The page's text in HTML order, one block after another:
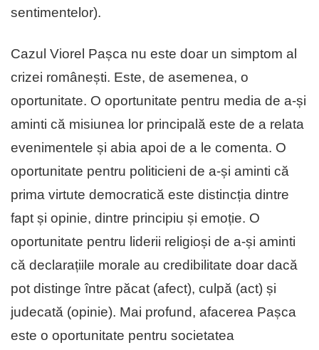
sentimentelor).
Cazul Viorel Pașca nu este doar un simptom al
crizei românești. Este, de asemenea, o
oportunitate. O oportunitate pentru media de a-și
aminti că misiunea lor principală este de a relata
evenimentele și abia apoi de a le comenta. O
oportunitate pentru politicieni de a-și aminti că
prima virtute democratică este distincția dintre
fapt și opinie, dintre principiu și emoție. O
oportunitate pentru liderii religioși de a-și aminti
că declarațiile morale au credibilitate doar dacă
pot distinge între păcat (afect), culpă (act) și
judecată (opinie). Mai profund, afacerea Pașca
este o oportunitate pentru societatea